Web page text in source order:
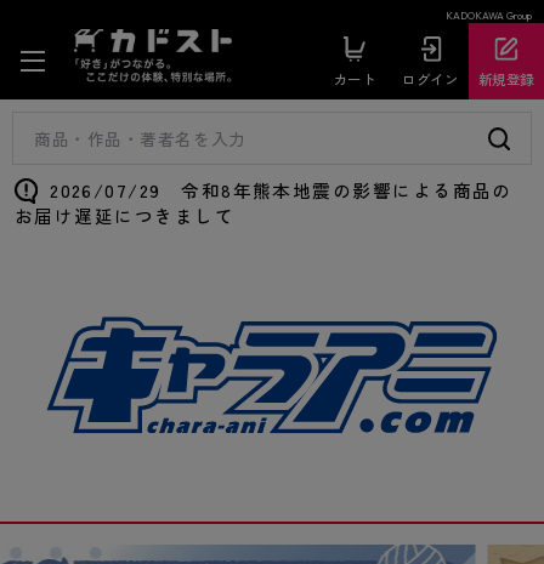
KADOKAWA Group
カート ログイン 新規登録
2026/07/29 令和8年熊本地震の影響による商品の
お届け遅延につきまして